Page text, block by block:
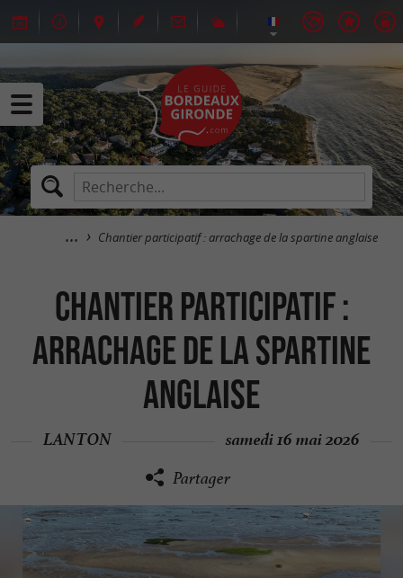
Chantier participatif : arrachage de la spartine anglaise
Chantier participatif :
arrachage de la spartine
anglaise
LANTON samedi 16 mai 2026
Partager